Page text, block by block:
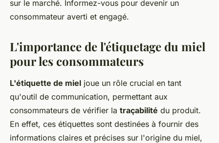
sur le marché. Informez-vous pour devenir un
consommateur averti et engagé.
L'importance de l'étiquetage du miel
pour les consommateurs
L'étiquette de miel joue un rôle crucial en tant
qu'outil de communication, permettant aux
consommateurs de vérifier la traçabilité du produit.
En effet, ces étiquettes sont destinées à fournir des
informations claires et précises sur l'origine du miel,